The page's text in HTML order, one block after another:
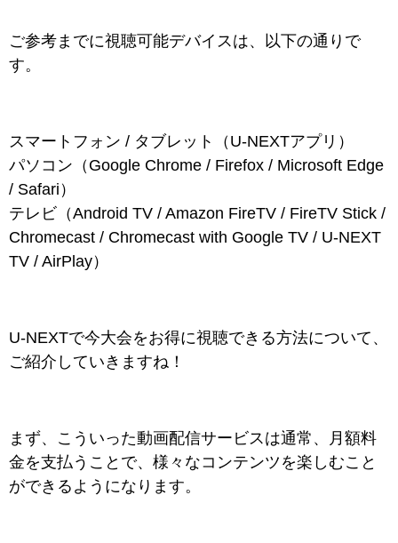
ご参考までに視聴可能デバイスは、以下の通りで
す。
スマートフォン / タブレット（U-NEXTアプリ）
パソコン（Google Chrome / Firefox / Microsoft Edge
/ Safari）
テレビ（Android TV / Amazon FireTV / FireTV Stick /
Chromecast / Chromecast with Google TV / U-NEXT
TV / AirPlay）
U-NEXTで今大会をお得に視聴できる方法について、
ご紹介していきますね！
まず、こういった動画配信サービスは通常、月額料
金を支払うことで、様々なコンテンツを楽しむこと
ができるようになります。